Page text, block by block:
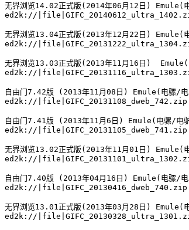
无界浏览14.02正式版(2014年06月12日) Emule(
ed2k://
无界浏览13.04正式版(2013年12月22日) Emule(
ed2k://
无界浏览13.03正式版(2013年11月16日)
ed2k://
自由门7.42版 (2013年11月08日) Emule(电骡/
ed2k://
自由门7.41版 (2013年11月6日) Emule(电骡/电
ed2k://
无界浏览13.02正式版(2013年11月01日) Emule(
ed2k://
自由门7.40版 (2013年04月16日) Emule(电骡/
ed2k://
无界浏览13.01正式版(2013年03月28日) Emule(
ed2k://